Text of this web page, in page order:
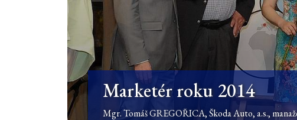
Marketér roku 2014
Mgr. Tomáš GREGOŘICA, Škoda Auto, a.s.,